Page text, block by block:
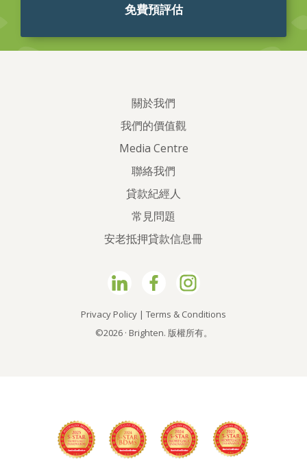
免費預評估
關於我們
我們的價值觀
Media Centre
聯絡我們
貸款紀經人
常見問題
安老抵押貸款信息冊
Privacy Policy | Terms & Conditions
©2026 · Brighten. 版權所有。